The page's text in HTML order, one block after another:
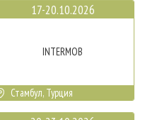
17-20.10.2026
INTERMOB
Стамбул, Турция